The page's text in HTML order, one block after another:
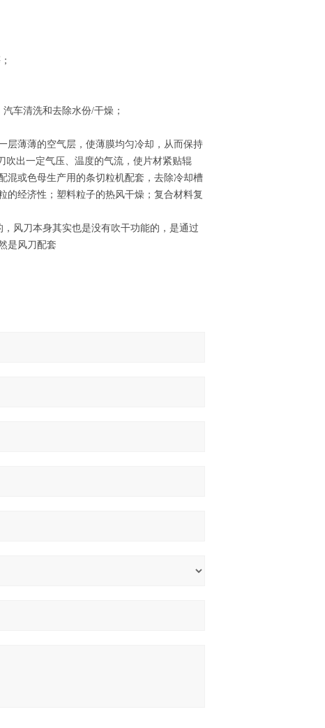
车清洗和去除水份/干燥；
层薄薄的空气层，使薄膜均匀冷却，从而保持
出一定气压、温度的气流，使片材紧贴辊
混或色母生产用的条切粒机配套，去除冷却槽
的经济性；塑料粒子的热风干燥；复合材料复
风刀本身其实也是没有吹干功能的，是通过
是风刀配套